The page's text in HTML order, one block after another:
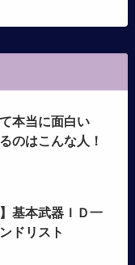
本当に面白い
のはこんな人！
基本武器ＩＤ一
ドリスト